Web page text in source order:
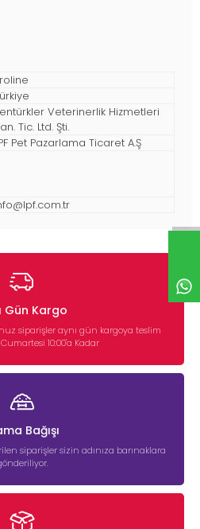
Veterinerlik Hizmetleri
Tic. Ltd. Şti.
Pet Pazarlama Ticaret A.Ş
Gün Kargo
siparişler aynı gün kargoya teslim
10:00'a Kadar
Bağışı
siparişler sizin adınıza barınaklara